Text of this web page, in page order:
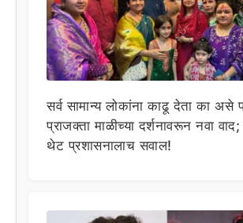
सर्व सामान्य लोकांना काढू देता का असे
प्राजक्ता माळीच्या दर्शनावरून नवा वाद;
थेट प्रशासनालाच सवाल!